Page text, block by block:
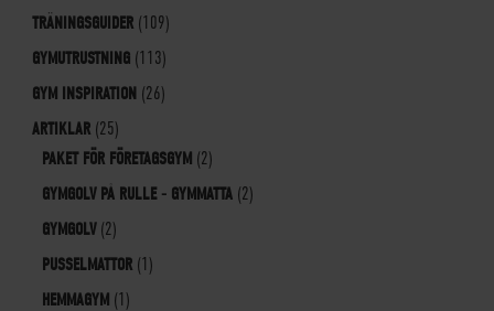
TRÄNINGSGUIDER (109)
GYMUTRUSTNING (113)
GYM INSPIRATION (26)
ARTIKLAR (25)
PAKET FÖR FÖRETAGSGYM (2)
GYMGOLV PÅ RULLE - GYMMATTA (2)
GYMGOLV(2)
PUSSELMATTOR (1)
HEMMAGYM (1)